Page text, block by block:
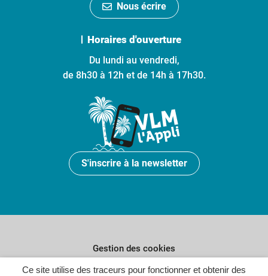
Ce site utilise des traceurs pour fonctionner et obtenir des
Nous écrire
Horaires d'ouverture
Du lundi au vendredi,
de 8h30 à 12h et de 14h à 17h30.
S'inscrire à la newsletter
Gestion des cookies
Plan du site